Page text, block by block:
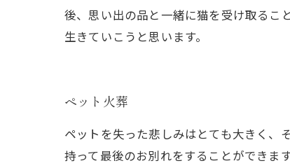
後、思い出の品と一緒に猫を受け取るこ
生きていこうと思います。
ペット火葬
ペットを失った悲しみはとても大きく、
持って最後のお別れをすることができま